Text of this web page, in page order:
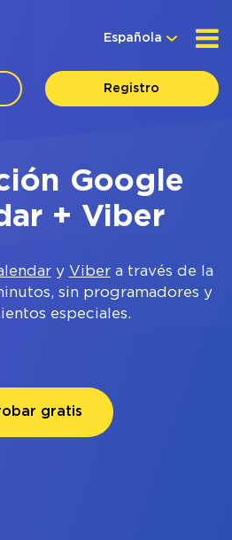
Española
Registro
Google
+ Viber
y Vibera través de la
sin programadores y
especiales.
gratis